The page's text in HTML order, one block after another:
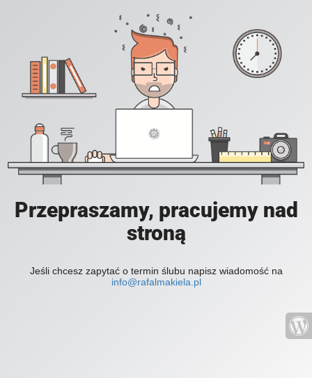
Przepraszamy, pracujemy nad
stroną
Jeśli chcesz zapytać o termin ślubu napisz wiadomość na
info@rafalmakiela.pl